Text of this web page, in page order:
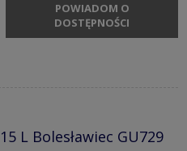
POWIADOM O
DOSTĘPNOŚCI
L Bolesławiec GU729